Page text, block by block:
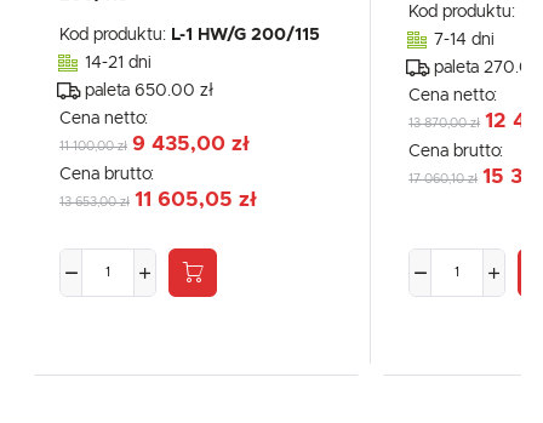
Kod produktu: L-1 HW/G 200/115
14-21 dni
paleta 650.00 zł
Cena netto:
11 100,00 zł 9 435,00 zł
Cena brutto:
13 653,00 zł 11 605,05 zł
Kod produktu:
7-14 dni
paleta 270.00
Cena netto:
13 870,00 zł 12
Cena brutto:
17 060,10 zł 15